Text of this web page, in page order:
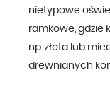
nietypowe
ramkowe, gdzie
np. złota lub
drewnianych